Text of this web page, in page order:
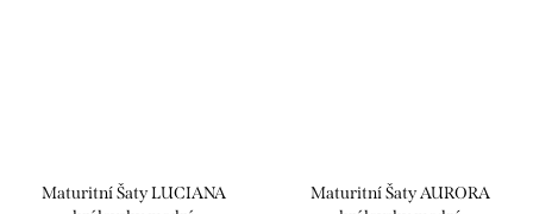
Maturitní Šaty LUCIANA
Maturitní Šaty AURORA